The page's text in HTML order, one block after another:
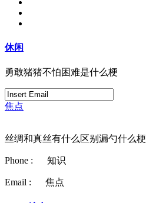
休闲
勇敢猪猪不怕困难是什么梗
焦点
丝绸和真丝有什么区别漏勺什么梗
Phone : 知识
Email : 焦点